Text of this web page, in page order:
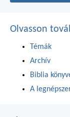
Olvasson
Témák
Archív
Biblia
A